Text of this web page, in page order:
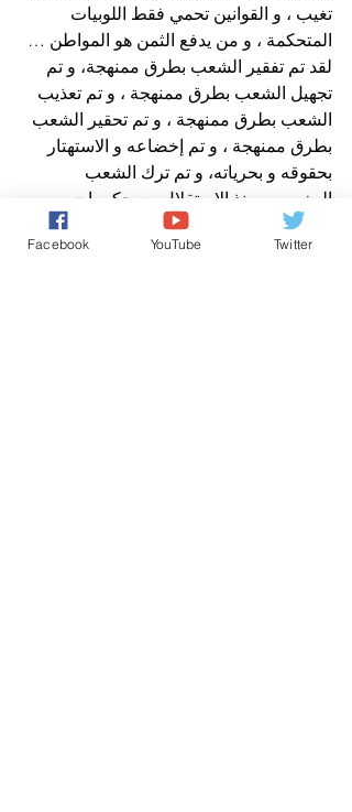
تغيب ، و القوانين تحمي فقط اللوبيات
المتحكمة ، و من يدفع الثمن هو المواطن …
لقد تم تفقير الشعب بطرق ممنهجة، و تم
تجهيل الشعب بطرق ممنهجة ، و تم تعذيب
الشعب بطرق ممنهجة ، و تم تحقير الشعب
بطرق ممنهجة ، و تم إخضاعه و الاستهتار
بحقوقه و بحرياته، و تم ترك الشعب
المغربي و منذ الاستقلال مع حكومات
فاشلة تلعب مسرحيات متكررة …
اذن، الحل هو الإصلاح الجدريّ للنظام و إلا
Facebook YouTube Twitter